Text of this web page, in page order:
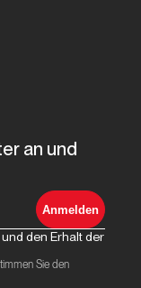
an und
Anmelden
den Erhalt der
Sie den